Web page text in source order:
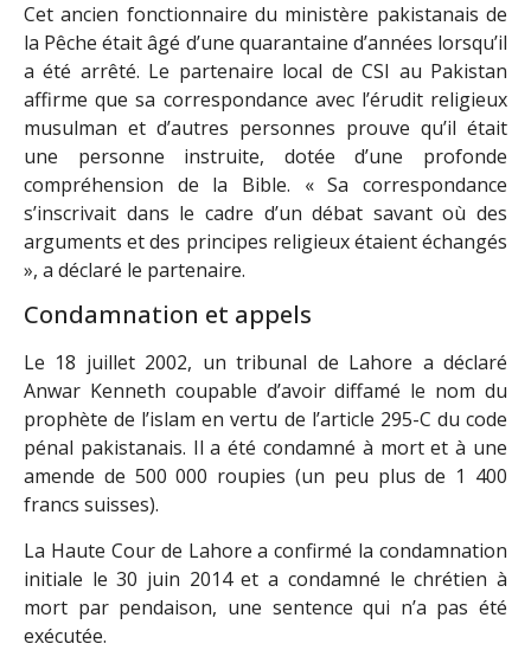
Cet ancien fonctionnaire du ministère pakistanais de
la Pêche était âgé d’une quarantaine d’années lorsqu’il
a été arrêté. Le partenaire local de CSI au Pakistan
affirme que sa correspondance avec l’érudit religieux
musulman et d’autres personnes prouve qu’il était
une personne instruite, dotée d’une profonde
compréhension de la Bible. « Sa correspondance
s’inscrivait dans le cadre d’un débat savant où des
arguments et des principes religieux étaient échangés
», a déclaré le partenaire.
Condamnation et appels
Le 18 juillet 2002, un tribunal de Lahore a déclaré
Anwar Kenneth coupable d’avoir diffamé le nom du
prophète de l’islam en vertu de l’article 295-C du code
pénal pakistanais. Il a été condamné à mort et à une
amende de 500 000 roupies (un peu plus de 1 400
francs suisses).
La Haute Cour de Lahore a confirmé la condamnation
initiale le 30 juin 2014 et a condamné le chrétien à
mort par pendaison, une sentence qui n’a pas été
exécutée.